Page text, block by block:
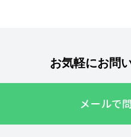
お気軽にお問
メールで